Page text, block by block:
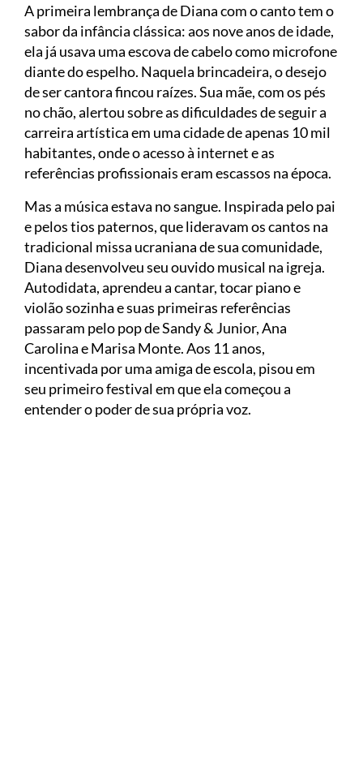
A primeira lembrança de Diana com o canto tem o
sabor da infância clássica: aos nove anos de idade,
ela já usava uma escova de cabelo como microfone
diante do espelho. Naquela brincadeira, o desejo
de ser cantora fincou raízes. Sua mãe, com os pés
no chão, alertou sobre as dificuldades de seguir a
carreira artística em uma cidade de apenas 10 mil
habitantes, onde o acesso à internet e as
referências profissionais eram escassos na época.
Mas a música estava no sangue. Inspirada pelo pai
e pelos tios paternos, que lideravam os cantos na
tradicional missa ucraniana de sua comunidade,
Diana desenvolveu seu ouvido musical na igreja.
Autodidata, aprendeu a cantar, tocar piano e
violão sozinha e suas primeiras referências
passaram pelo pop de Sandy & Junior, Ana
Carolina e Marisa Monte. Aos 11 anos,
incentivada por uma amiga de escola, pisou em
seu primeiro festival em que ela começou a
entender o poder de sua própria voz.